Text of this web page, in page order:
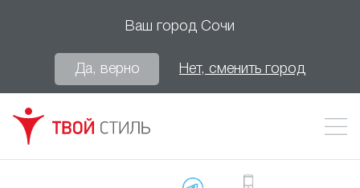
Ваш город Сочи
Да, верно Нет, сменить город